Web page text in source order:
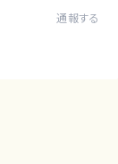
通報する